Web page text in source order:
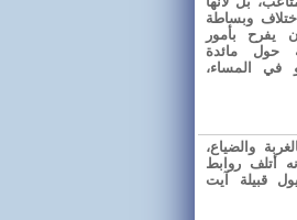
وبساطة
يفرح بأمور
حول مائدة
في المساء،
والضياع،
أتلف روابط
قبيلة آيت